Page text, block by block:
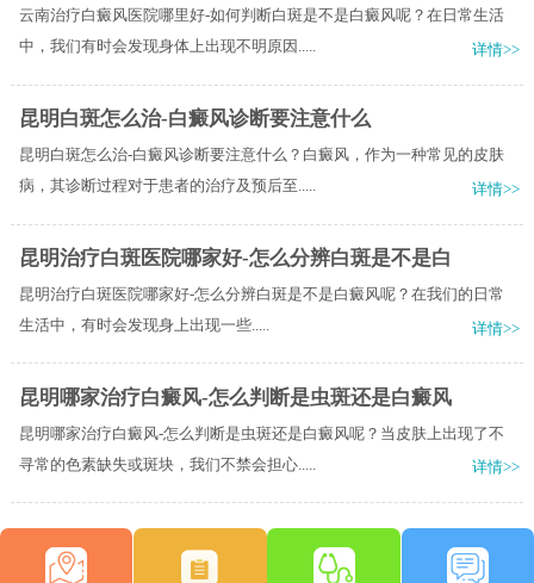
云南治疗白癜风医院哪里好-如何判断白斑是不是白癜风呢？在日常生活
中，我们有时会发现身体上出现不明原因.....
详情>>
昆明白斑怎么治-白癜风诊断要注意什么
昆明白斑怎么治-白癜风诊断要注意什么？白癜风，作为一种常见的皮肤
病，其诊断过程对于患者的治疗及预后至.....
详情>>
昆明治疗白斑医院哪家好-怎么分辨白斑是不是白
昆明治疗白斑医院哪家好-怎么分辨白斑是不是白癜风呢？​在我们的日常
生活中，有时会发现身上出现一些.....
详情>>
昆明哪家治疗白癜风-怎么判断是虫斑还是白癜风
昆明哪家治疗白癜风-怎么判断是虫斑还是白癜风呢？当皮肤上出现了不
寻常的色素缺失或斑块，我们不禁会担心.....
详情>>